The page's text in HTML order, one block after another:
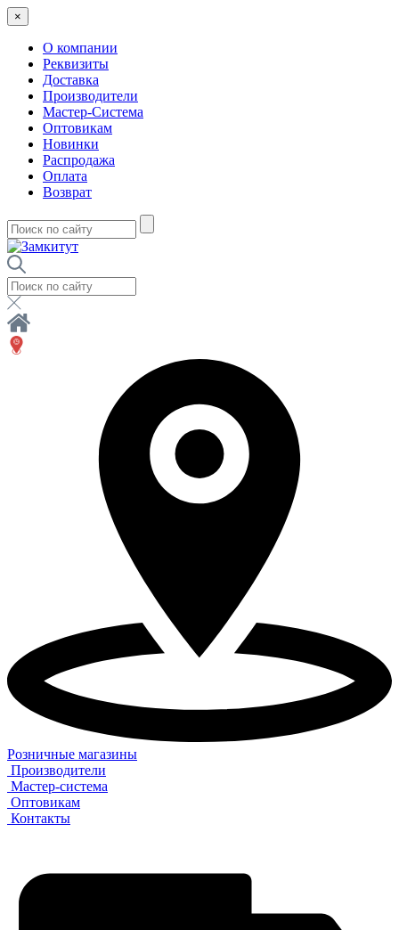
×
О компании
Реквизиты
Доставка
Производители
Мастер-Система
Оптовикам
Новинки
Распродажа
Оплата
Возврат
Розничные магазины
Производители
Мастер-система
Оптовикам
Контакты